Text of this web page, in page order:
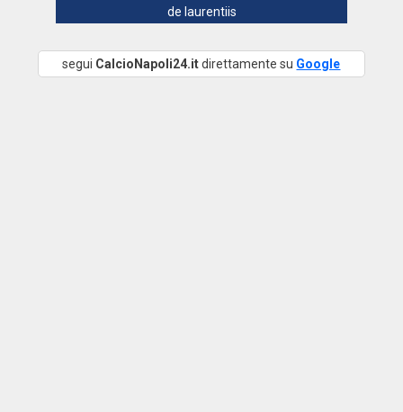
de laurentiis
segui CalcioNapoli24.itdirettamente su Google